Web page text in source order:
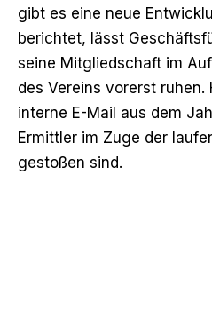
gibt es eine neue
berichtet, lässt
seine Mitgliedschaft im
des Vereins vorerst
interne E-Mail aus dem
Ermittler im Zuge der
gestoßen sind.